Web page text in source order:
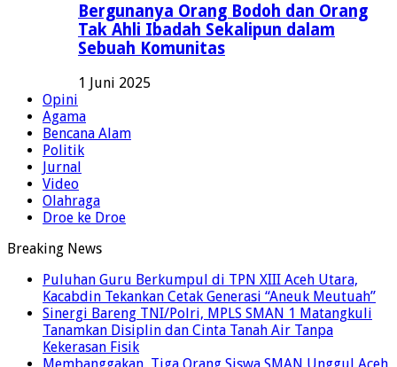
Bergunanya Orang Bodoh dan Orang
Tak Ahli Ibadah Sekalipun dalam
Sebuah Komunitas
1 Juni 2025
Opini
Agama
Bencana Alam
Politik
Jurnal
Video
Olahraga
Droe ke Droe
Breaking News
Puluhan Guru Berkumpul di TPN XIII Aceh Utara,
Kacabdin Tekankan Cetak Generasi “Aneuk Meutuah”
Sinergi Bareng TNI/Polri, MPLS SMAN 1 Matangkuli
Tanamkan Disiplin dan Cinta Tanah Air Tanpa
Kekerasan Fisik
Membanggakan, Tiga Orang Siswa SMAN Unggul Aceh